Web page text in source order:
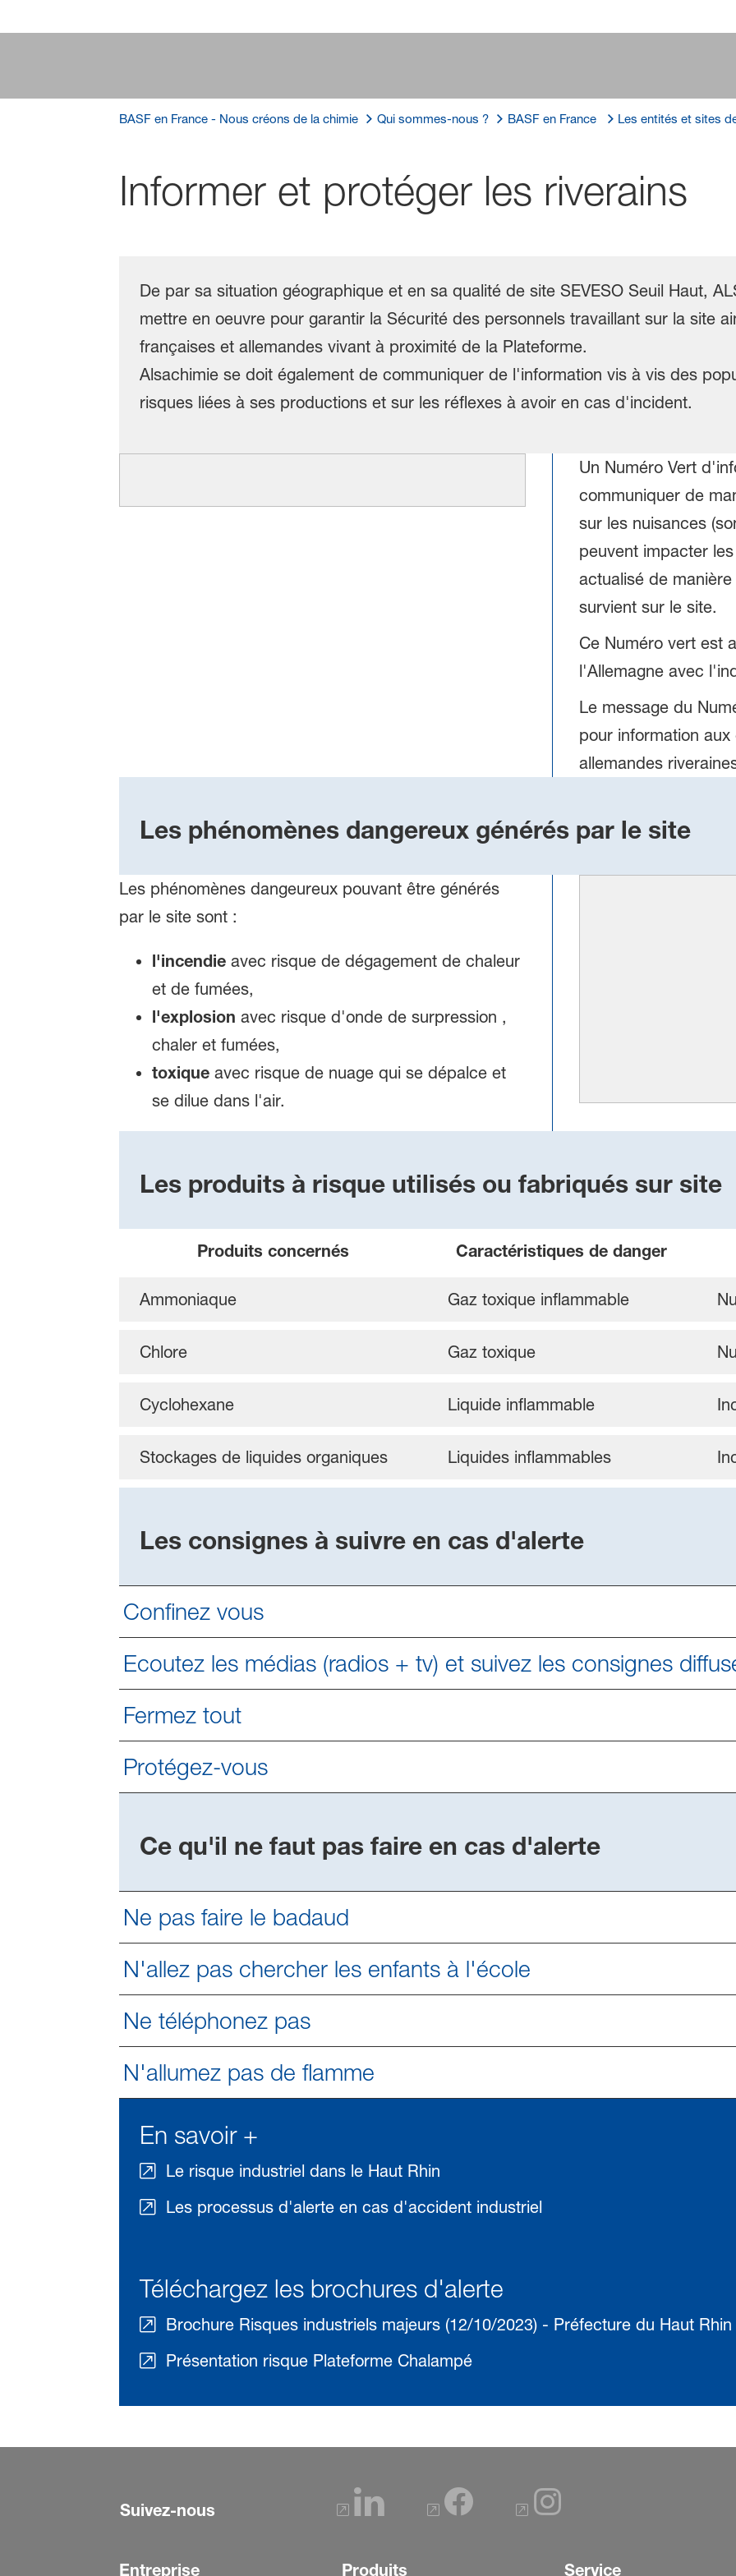
BASF en France - Nous créons de la chimie Qui sommes-nous ? BASF en France Les entités et sites
Informer et protéger les riverains
De par sa situation géographique et en sa qualité de site SEVESO Seuil Haut,
mettre en oeuvre pour garantir la Sécurité des personnels travaillant sur la site
françaises et allemandes vivant à proximité de la Plateforme.
Alsachimie se doit également de communiquer de l'information vis à vis des
risques liées à ses productions et sur les réflexes à avoir en cas d'incident.
Un Numéro Vert
communiquer de
sur les nuisances
peuvent impacter
actualisé de
survient sur le site.
Ce Numéro vert est
l'Allemagne avec
Le message du
pour information
allemandes
Les phénomènes dangereux générés par le site
Les phénomènes dangeureux pouvant être générés
par le site sont :
l'incendie avec risque de dégagement de chaleur
et de fumées,
l'explosion avec risque d'onde de surpression ,
chaler et fumées,
toxiqueavec risque de nuage qui se dépalce et
se dilue dans l'air.
Les produits à risque utilisés ou fabriqués sur site
Produits concernés Caractéristiques de danger
Ammoniaque Gaz toxique inflammable
Chlore Gaz toxique
Cyclohexane Liquide inflammable
Stockages de liquides organiques Liquides inflammables
Les consignes à suivre en cas d'alerte
Confinez vous
Ecoutez les médias (radios + tv) et suivez les consignes
Fermez tout
Protégez-vous
Ce qu'il ne faut pas faire en cas d'alerte
Ne pas faire le badaud
N'allez pas chercher les enfants à l'école
Ne téléphonez pas
N'allumez pas de flamme
En savoir +
Le risque industriel dans le Haut Rhin
Les processus d'alerte en cas d'accident industriel
Téléchargez les brochures d'alerte
Brochure Risques industriels majeurs (12/10/2023) - Préfecture du Haut Rhin
Présentation risque Plateforme Chalampé
Suivez-nous
Entreprise Produits Service